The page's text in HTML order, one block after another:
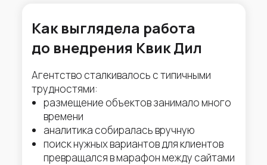
Как выглядела работа
до внедрения Квик Дил
Агентство сталкивалось с типичными
трудностями:
размещение объектов занимало много
времени
аналитика собиралась вручную
поиск нужных вариантов для клиентов
превращался в марафон между сайтами